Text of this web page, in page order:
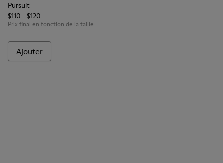
Pursuit
$110 - $120
Prix final en fonction de la taille
Ajouter